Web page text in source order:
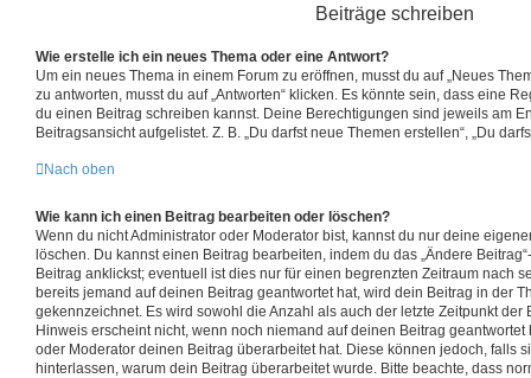
Beiträge schreiben
Wie erstelle ich ein neues Thema oder eine Antwort?
Um ein neues Thema in einem Forum zu eröffnen, musst du auf „Neues
zu antworten, musst du auf „Antworten“ klicken. Es könnte sein, dass eine
du einen Beitrag schreiben kannst. Deine Berechtigungen sind jeweils am
Beitragsansicht aufgelistet. Z. B. „Du darfst neue Themen erstellen“, „Du
Nach oben
Wie kann ich einen Beitrag bearbeiten oder löschen?
Wenn du nicht Administrator oder Moderator bist, kannst du nur deine
löschen. Du kannst einen Beitrag bearbeiten, indem du das „Ändere
Beitrag anklickst; eventuell ist dies nur für einen begrenzten Zeitraum nach
bereits jemand auf deinen Beitrag geantwortet hat, wird dein Beitrag in der
gekennzeichnet. Es wird sowohl die Anzahl als auch der letzte Zeitpunkt
Hinweis erscheint nicht, wenn noch niemand auf deinen Beitrag
oder Moderator deinen Beitrag überarbeitet hat. Diese können jedoch, falls
hinterlassen, warum dein Beitrag überarbeitet wurde. Bitte beachte, dass